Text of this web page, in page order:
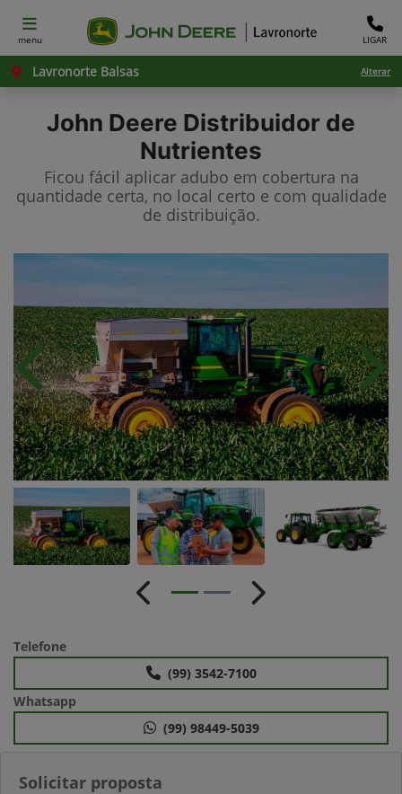
menu LIGAR
Lavronorte Balsas Alterar
John Deere Distribuidor de
Nutrientes
Ficou fácil aplicar adubo em cobertura na
quantidade certa, no local certo e com qualidade
de distribuição.
Solicitar proposta
Anterior
Anterior Próximo
Telefone
(99) 3542-7100
Whatsapp
(99) 98449-5039